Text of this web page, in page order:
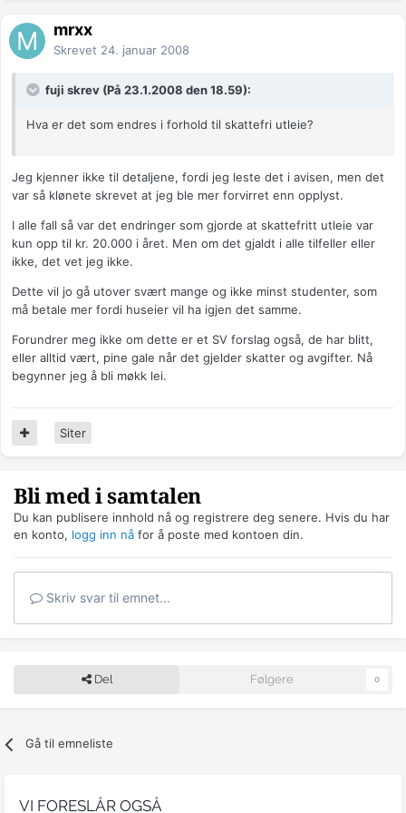
mrxx
Skrevet 24. januar 2008
fuji skrev (På 23.1.2008 den 18.59):
Hva er det som endres i forhold til skattefri utleie?
Jeg kjenner ikke til detaljene, fordi jeg leste det i avisen, men det
var så klønete skrevet at jeg ble mer forvirret enn opplyst.
I alle fall så var det endringer som gjorde at skattefritt utleie var
kun opp til kr. 20.000 i året. Men om det gjaldt i alle tilfeller eller
ikke, det vet jeg ikke.
Dette vil jo gå utover svært mange og ikke minst studenter, som
må betale mer fordi huseier vil ha igjen det samme.
Forundrer meg ikke om dette er et SV forslag også, de har blitt,
eller alltid vært, pine gale når det gjelder skatter og avgifter. Nå
begynner jeg å bli møkk lei.
Siter
Bli med i samtalen
Du kan publisere innhold nå og registrere deg senere. Hvis du har
en konto, logg inn nå for å poste med kontoen din.
Skriv svar til emnet...
Del Følgere 0
Gå til emneliste
VI FORESLÅR OGSÅ